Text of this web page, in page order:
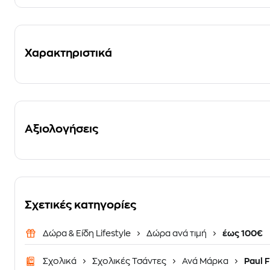
Χαρακτηριστικά
Αξιολογήσεις
Σχετικές κατηγορίες
Δώρα & Είδη Lifestyle Δώρα ανά τιμή έως 100€
Σχολικά Σχολικές Τσάντες Ανά Μάρκα Paul